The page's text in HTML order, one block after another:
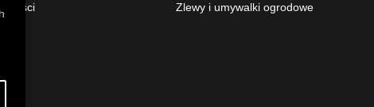
Zlewy i umywalki ogrodowe